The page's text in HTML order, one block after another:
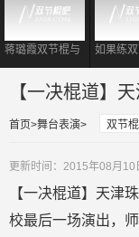
蒋璐霞双节棍与
一龙同台相遇
如果练
段位
【一决棍道】
决天下》
首页 舞台表演 双节
更新时间：2015年08月10
【一决棍道】天津
校最后一场演出，